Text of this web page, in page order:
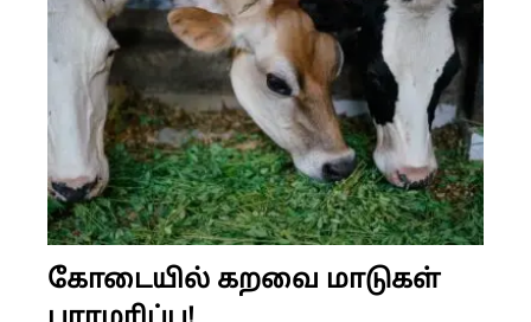
கோடையில் கறவை மாடுகள்